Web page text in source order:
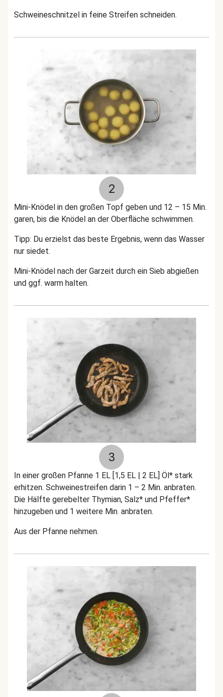
Schweineschnitzel in feine Streifen schneiden.
2
Mini-Knödel in den großen Topf geben und 12 – 15 Min.
garen, bis die Knödel an der Oberfläche schwimmen.
Tipp: Du erzielst das beste Ergebnis, wenn das Wasser
nur siedet.
Mini-Knödel nach der Garzeit durch ein Sieb abgießen
und ggf. warm halten.
3
In einer großen Pfanne 1 EL [1,5 EL | 2 EL] Öl* stark
erhitzen. Schweinestreifen darin 1 – 2 Min. anbraten.
Die Hälfte gerebelter Thymian, Salz* und Pfeffer*
hinzugeben und 1 weitere Min. anbraten.
Aus der Pfanne nehmen.